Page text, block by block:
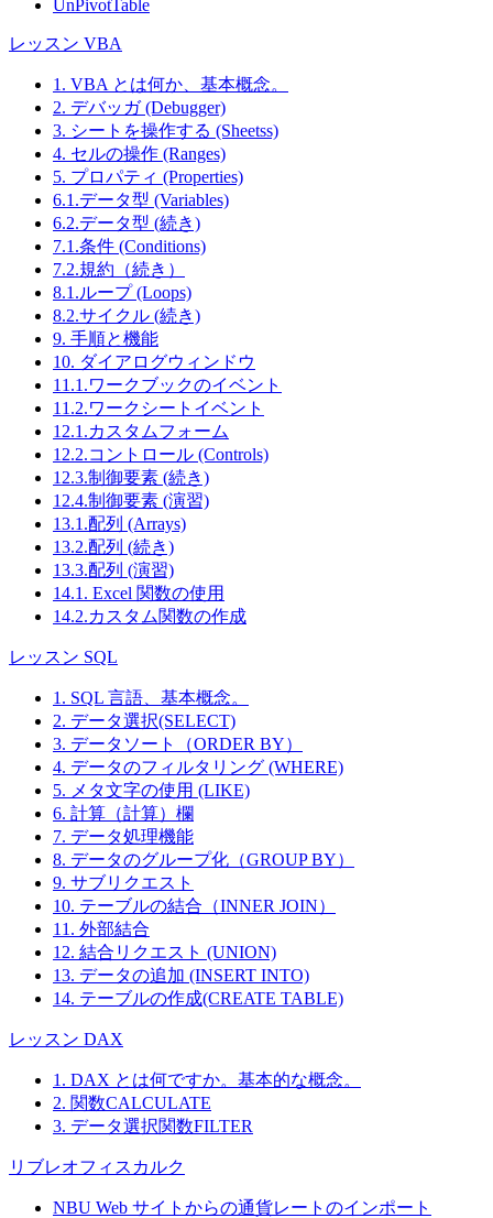
UnPivotTable
レッスン VBA
1. VBA とは何か、基本概念。
2. デバッガ (Debugger)
3. シートを操作する (Sheetss)
4. セルの操作 (Ranges)
5. プロパティ (Properties)
6.1.データ型 (Variables)
6.2.データ型 (続き)
7.1.条件 (Conditions)
7.2.規約（続き）
8.1.ループ (Loops)
8.2.サイクル (続き)
9. 手順と機能
10. ダイアログウィンドウ
11.1.ワークブックのイベント
11.2.ワークシートイベント
12.1.カスタムフォーム
12.2.コントロール (Controls)
12.3.制御要素 (続き)
12.4.制御要素 (演習)
13.1.配列 (Arrays)
13.2.配列 (続き)
13.3.配列 (演習)
14.1. Excel 関数の使用
14.2.カスタム関数の作成
レッスン SQL
1. SQL 言語、基本概念。
2. データ選択(SELECT)
3. データソート（ORDER BY）
4. データのフィルタリング (WHERE)
5. メタ文字の使用 (LIKE)
6. 計算（計算）欄
7. データ処理機能
8. データのグループ化（GROUP BY）
9. サブリクエスト
10. テーブルの結合（INNER JOIN）
11. 外部結合
12. 結合リクエスト (UNION)
13. データの追加 (INSERT INTO)
14. テーブルの作成(CREATE TABLE)
レッスン DAX
1. DAX とは何ですか。基本的な概念。
2. 関数CALCULATE
3. データ選択関数FILTER
リブレオフィスカルク
NBU Web サイトからの通貨レートのインポート